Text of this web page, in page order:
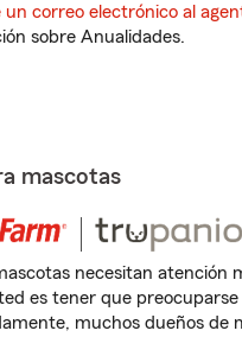
un correo electrónico al
sobre Anualidades.
mascotas
necesitan atención
es tener que preocuparse
muchos dueños de